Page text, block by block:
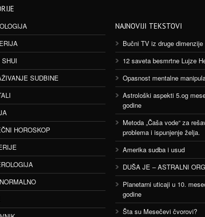
SHUI
SUDBINE
HOROSKOP
NAJNOVIJI TEKSTOVI
Bučni TV iz druge dimenzije
12 saveta besmrtne Lujze
Opasnost mentalne
Astrološki aspekti 5.og
godine
Metoda „Čaša vode“ za
problema i ispunjenje želja.
Amerika sudba i usud
DUŠA JE – ASTRALNI
Planetarni uticaji u 10.
godine
Šta su Mesečevi čvorovi?